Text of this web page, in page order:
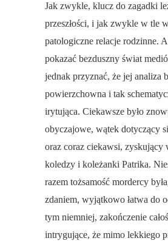
Jak zwykle, klucz do zagadki
przeszłości, i jak zwykle w tle
patologiczne relacje rodzinne.
pokazać bezduszny świat
jednak przyznać, że jej analiza
powierzchowna i tak
irytująca. Ciekawsze było
obyczajowe, wątek dotyczący
oraz coraz ciekawsi, zyskujący
koledzy i koleżanki Patrika.
razem tożsamość mordercy
zdaniem, wyjątkowo łatwa do
tym niemniej, zakończenie
intrygujące, że mimo lekkiego